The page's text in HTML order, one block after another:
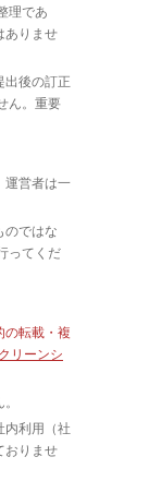
理であ
ありませ
出後の訂正
ん。重要
運営者は一
のではな
ってくだ
の転載・複
リーンシ
内利用（社
おりませ